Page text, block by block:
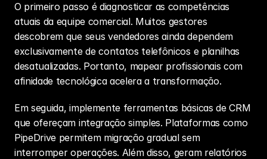
O primeiro passo é diagnosticar as competências
atuais da equipe comercial. Muitos gestores
descobrem que seus vendedores ainda dependem
exclusivamente de contatos telefônicos e planilhas
desatualizadas. Portanto, mapear profissionais com
afinidade tecnológica acelera a transformação.
Em seguida, implemente ferramentas básicas de CRM
que ofereçam integração simples. Plataformas como
PipeDrive permitem migração gradual sem
interromper operações. Além disso, geram relatórios